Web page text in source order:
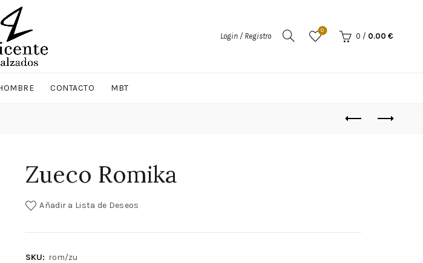
Login / Registro
0
0 / 0.00 €
CONTACTO MBT
Zueco Romika
Añadir a Lista de Deseos
SKU: rom/zu